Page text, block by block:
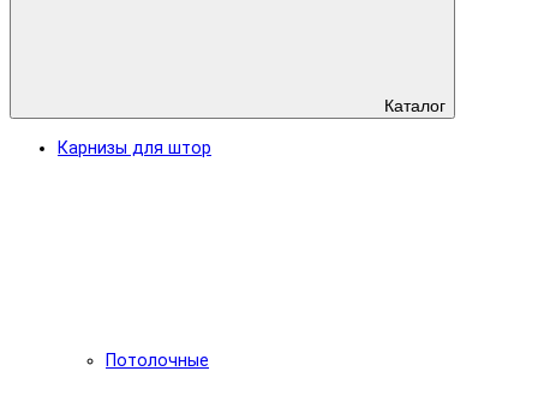
Каталог
Карнизы для штор
Потолочные